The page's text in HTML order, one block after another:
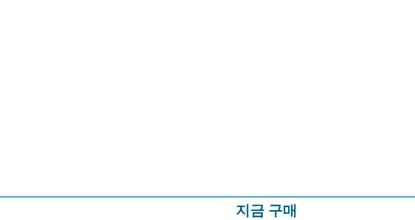
지금 구매